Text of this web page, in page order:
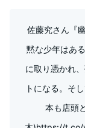
佐藤究さん『
黙な少年はあ
に取り憑かれ
トになる。そ
本も店頭